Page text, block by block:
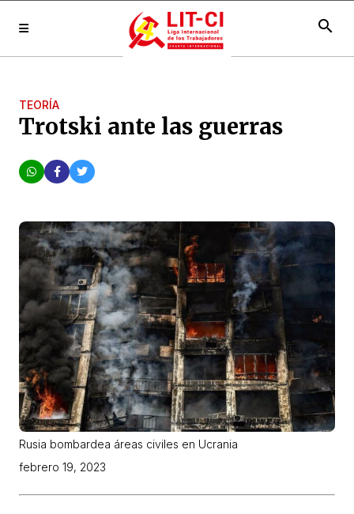
search
TEORÍA
Trotski ante las guerras
Rusia bombardea áreas civiles en Ucrania
febrero 19, 2023